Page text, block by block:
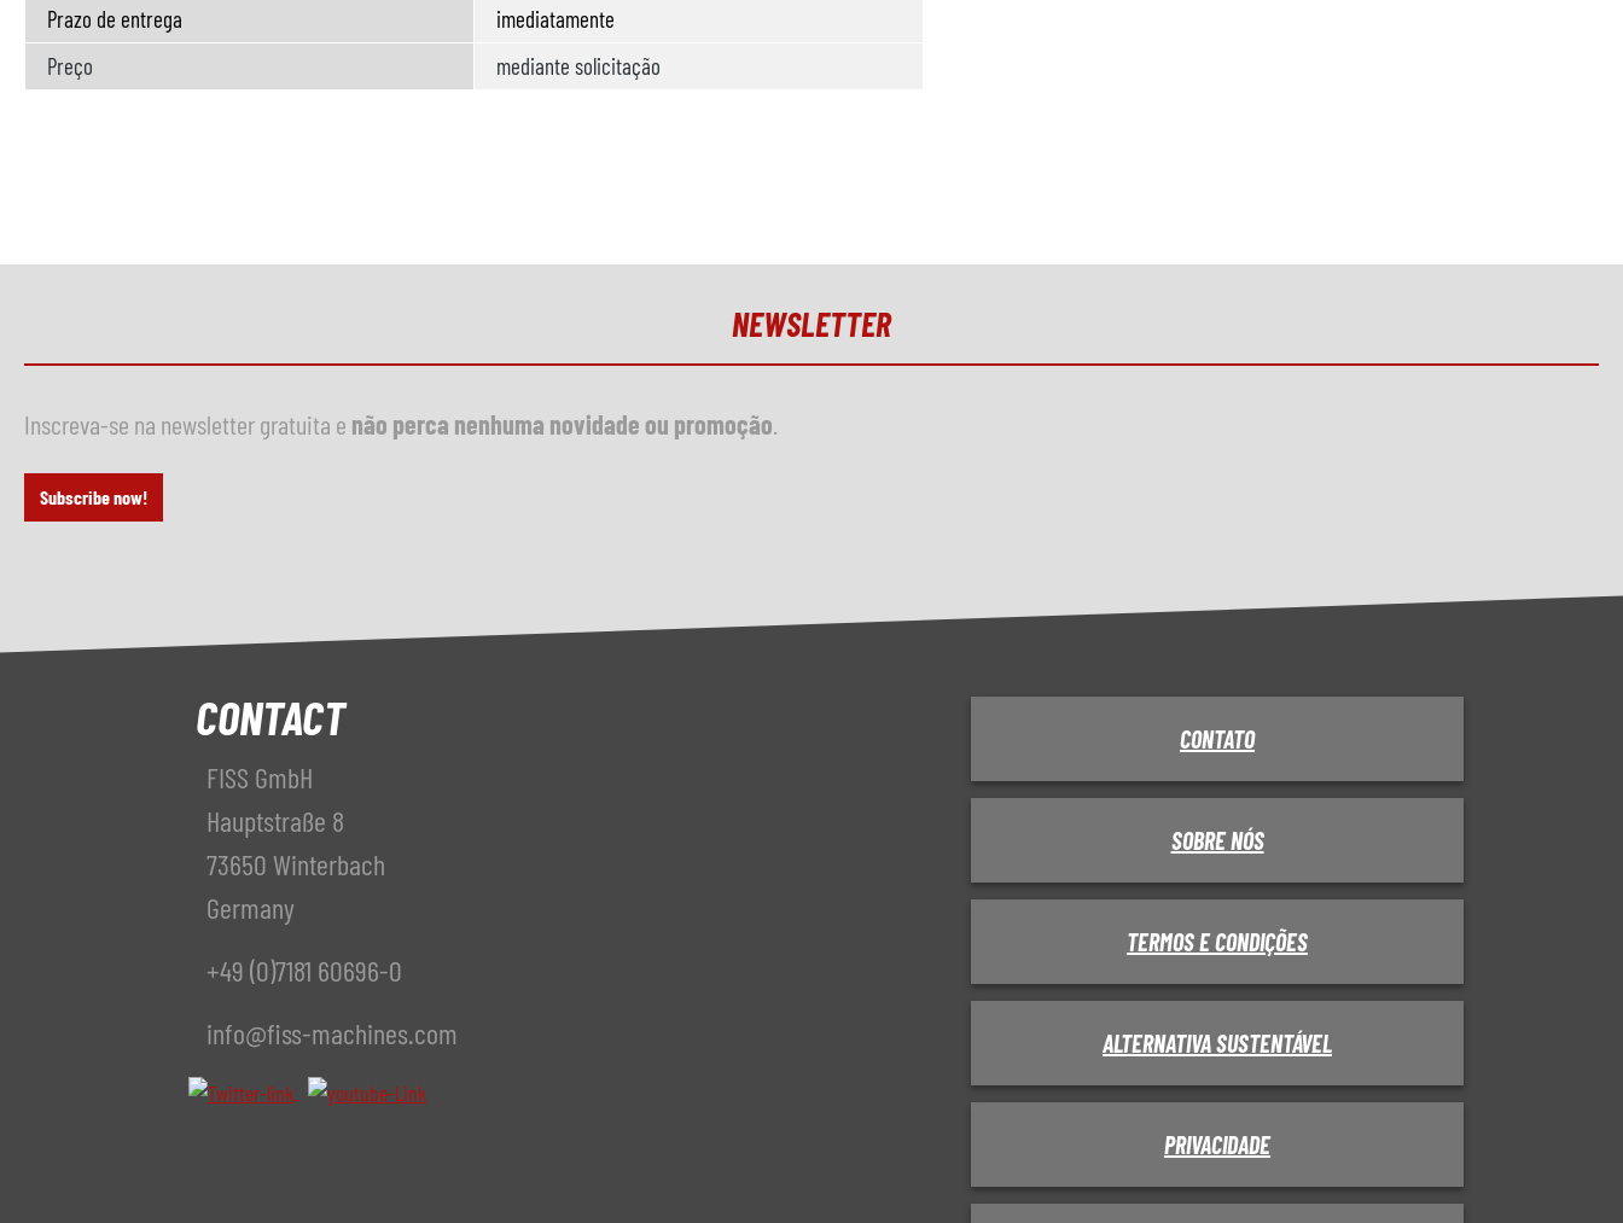
Prazo de entrega
imediatamente
Preço
mediante solicitação
NEWSLETTER
Inscreva-se na newsletter gratuita e não perca nenhuma novidade ou promoção
Subscribe now!
CONTACT
FISS GmbH
Hauptstraße 8
73650 Winterbach
Germany
+49 (0)7181 60696-0
info@fiss-machines.com
CONTATO
SOBRE NÓS
TERMOS E CONDIÇÕES
ALTERNATIVA SUSTENTÁVEL
PRIVACIDADE